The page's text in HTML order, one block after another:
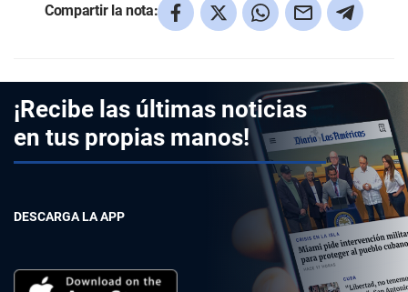
Compartir la nota:
¡Recibe las últimas noticias
en tus propias manos!
DESCARGA LA APP